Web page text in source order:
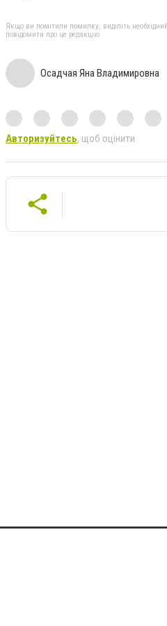
Якщо ви помітили помилку, виділіть
повідомити про це редакцію
Осадчая Яна Владимировна
Авторизуйтесь, щоб оцінити